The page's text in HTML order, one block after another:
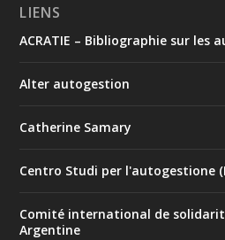
LIENS
ACRATIE – Bibliographie sur les
Alter autogestion
Catherine Samary
Centro Studi per l'autogestione
Comité international de
Argentine